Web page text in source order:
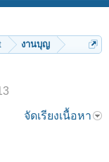
งานบุญ
จัดเรียงเนื้อหา